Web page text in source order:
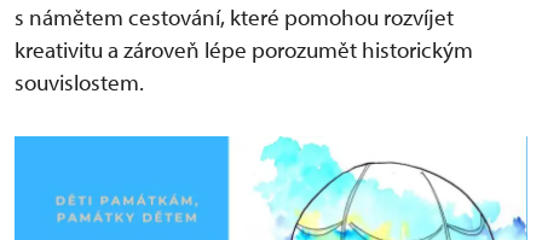
s námětem cestování, které pomohou rozvíjet
kreativitu a zároveň lépe porozumět historickým
souvislostem.